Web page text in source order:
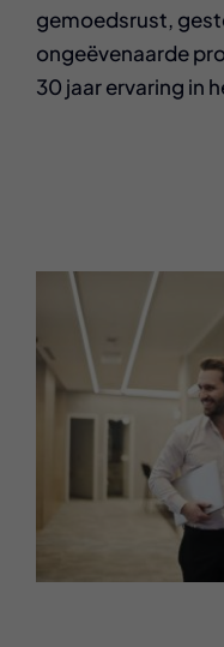
gemoedsrust,
ongeëvenaarde
30 jaar ervaring in